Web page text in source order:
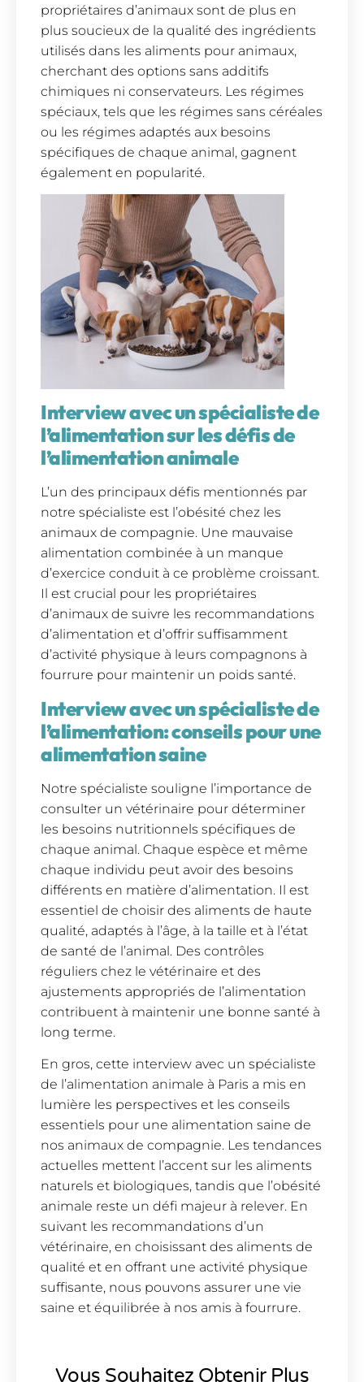
propriétaires d’animaux sont de plus en
plus soucieux de la qualité des ingrédients
utilisés dans les aliments pour animaux,
cherchant des options sans additifs
chimiques ni conservateurs. Les régimes
spéciaux, tels que les régimes sans céréales
ou les régimes adaptés aux besoins
spécifiques de chaque animal, gagnent
également en popularité.
Interview avec un spécialiste de
l’alimentation sur les défis de
l’alimentation animale
L’un des principaux défis mentionnés par
notre spécialiste est l’obésité chez les
animaux de compagnie. Une mauvaise
alimentation combinée à un manque
d’exercice conduit à ce problème croissant.
Il est crucial pour les propriétaires
d’animaux de suivre les recommandations
d’alimentation et d’offrir suffisamment
d’activité physique à leurs compagnons à
fourrure pour maintenir un poids santé.
Interview avec un spécialiste de
l’alimentation: conseils pour une
alimentation saine
Notre spécialiste souligne l’importance de
consulter un vétérinaire pour déterminer
les besoins nutritionnels spécifiques de
chaque animal. Chaque espèce et même
chaque individu peut avoir des besoins
différents en matière d’alimentation. Il est
essentiel de choisir des aliments de haute
qualité, adaptés à l’âge, à la taille et à l’état
de santé de l’animal. Des contrôles
réguliers chez le vétérinaire et des
ajustements appropriés de l’alimentation
contribuent à maintenir une bonne santé à
long terme.
En gros, cette interview avec un spécialiste
de l’alimentation animale à Paris a mis en
lumière les perspectives et les conseils
essentiels pour une alimentation saine de
nos animaux de compagnie. Les tendances
actuelles mettent l’accent sur les aliments
naturels et biologiques, tandis que l’obésité
animale reste un défi majeur à relever. En
suivant les recommandations d’un
vétérinaire, en choisissant des aliments de
qualité et en offrant une activité physique
suffisante, nous pouvons assurer une vie
saine et équilibrée à nos amis à fourrure.
Vous Souhaitez Obtenir Plus